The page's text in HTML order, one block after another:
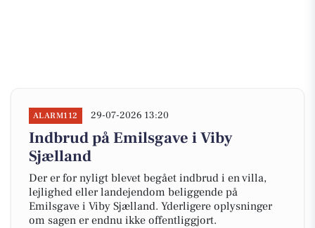
ALARM112 29-07-2026 13:20
Indbrud på Emilsgave i Viby
Sjælland
Der er for nyligt blevet begået indbrud i en villa,
lejlighed eller landejendom beliggende på
Emilsgave i Viby Sjælland. Yderligere oplysninger
om sagen er endnu ikke offentliggjort.